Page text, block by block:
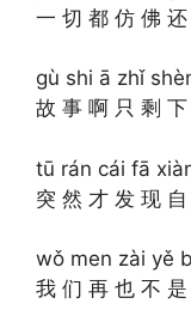
一 切 都 仿 佛
gù shi ā zhǐ
故 事 啊 只 剩
tū rán cái fā
突 然 才 发 现
wǒ men zài yě
我 们 再 也 不